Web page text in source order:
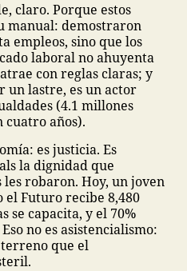
claro. Porque estos
manual: demostraron
empleos, sino que los
laboral no ahuyenta
con reglas claras; y
un lastre, es un actor
(4.1 millones
cuatro años).
es justicia. Es
la dignidad que
les robaron. Hoy, un joven
el Futuro recibe 8,480
se capacita, y el 70%
no es asistencialismo:
que el